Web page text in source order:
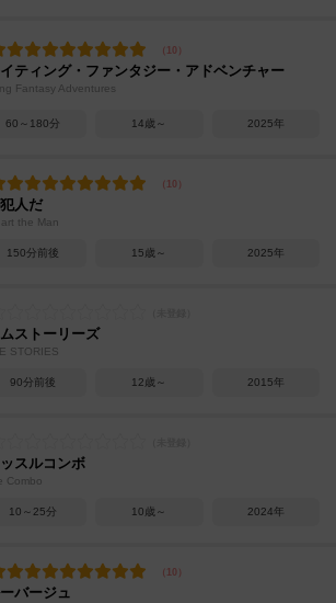
ティング・ファンタジー・アドベンチャー
Fantasy Adventures
60～180分 14歳～ 2025年
人だ
the Man
150分前後 15歳～ 2025年
ストーリーズ
STORIES
90分前後 12歳～ 2015年
スルコンボ
Combo
10～25分 10歳～ 2024年
バージュ